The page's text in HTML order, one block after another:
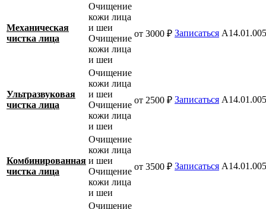
Механическая
чистка лица
Очищение
кожи лица
и шеи
Очищение
кожи лица
и шеи
от 3000 ₽ Записаться A14.01.005
Ультразвуковая
чистка лица
Очищение
кожи лица
и шеи
Очищение
кожи лица
и шеи
от 2500 ₽ Записаться A14.01.005
Комбинированная
чистка лица
Очищение
кожи лица
и шеи
Очищение
кожи лица
и шеи
от 3500 ₽ Записаться A14.01.005
Очищение